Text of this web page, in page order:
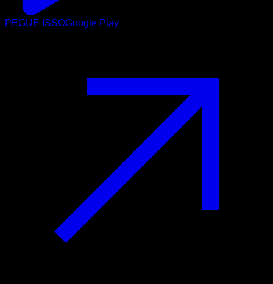
PEGUE ISSOGoogle Play